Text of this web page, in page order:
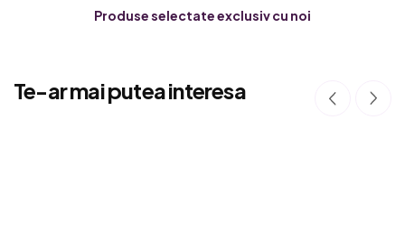
Produse selectate exclusiv cu noi
Te-ar mai putea interesa